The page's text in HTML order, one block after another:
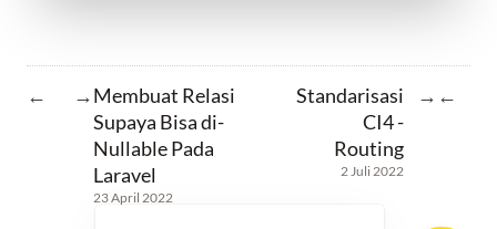
← →Membuat Relasi
Supaya Bisa di-
Nullable Pada
Laravel
23 April 2022
Standarisasi
CI4 -
Routing
2 Juli 2022
→ ←